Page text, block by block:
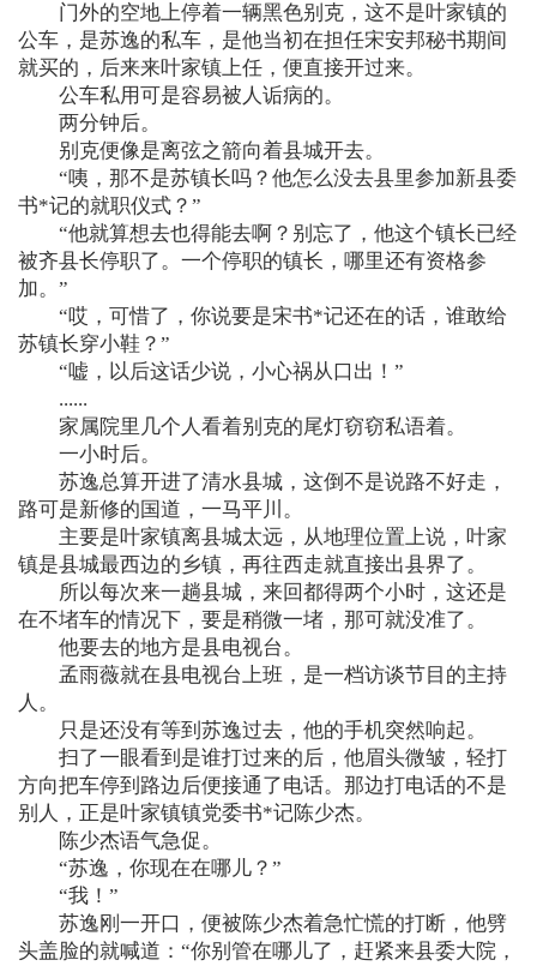
门外的空地上停着一辆黑色别克，这不是叶家镇的
公车，是苏逸的私车，是他当初在担任宋安邦秘书期间
就买的，后来来叶家镇上任，便直接开过来。
公车私用可是容易被人诟病的。
两分钟后。
别克便像是离弦之箭向着县城开去。
“咦，那不是苏镇长吗？他怎么没去县里参加新县委
书*记的就职仪式？”
“他就算想去也得能去啊？别忘了，他这个镇长已经
被齐县长停职了。一个停职的镇长，哪里还有资格参
加。”
“哎，可惜了，你说要是宋书*记还在的话，谁敢给
苏镇长穿小鞋？”
“嘘，以后这话少说，小心祸从口出！”
......
家属院里几个人看着别克的尾灯窃窃私语着。
一小时后。
苏逸总算开进了清水县城，这倒不是说路不好走，
路可是新修的国道，一马平川。
主要是叶家镇离县城太远，从地理位置上说，叶家
镇是县城最西边的乡镇，再往西走就直接出县界了。
所以每次来一趟县城，来回都得两个小时，这还是
在不堵车的情况下，要是稍微一堵，那可就没准了。
他要去的地方是县电视台。
孟雨薇就在县电视台上班，是一档访谈节目的主持
人。
只是还没有等到苏逸过去，他的手机突然响起。
扫了一眼看到是谁打过来的后，他眉头微皱，轻打
方向把车停到路边后便接通了电话。那边打电话的不是
别人，正是叶家镇镇党委书*记陈少杰。
陈少杰语气急促。
“苏逸，你现在在哪儿？”
“我！”
苏逸刚一开口，便被陈少杰着急忙慌的打断，他劈
头盖脸的就喊道：“你别管在哪儿了，赶紧来县委大院，